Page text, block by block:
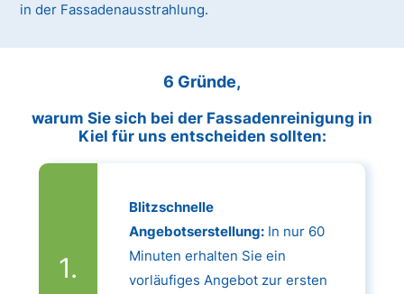
in der Fassadenausstrahlung.
6 Gründe,
warum Sie sich bei der Fassadenreinigung in
Kiel für uns entscheiden sollten:
Blitzschnelle
Angebotserstellung:In nur 60
Minuten erhalten Sie ein
vorläufiges Angebot zur ersten